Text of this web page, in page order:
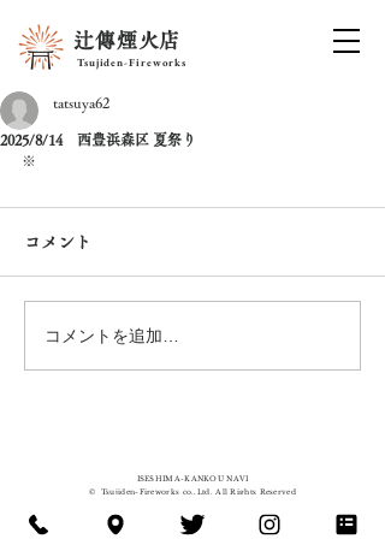
Tsujiden-Fireworks
辻傳煙火店
2025/8/14 西豊浜森区 夏祭り
tatsuya62
※
コメント
コメントを追加…
ISESHIMA-KANKOU NAVI
©
Tsujiden-Fireworks co.,Ltd. All Rights Reserved